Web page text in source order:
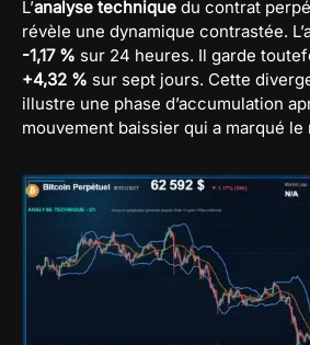
L’analyse technique du contrat
révèle une dynamique contrastée.
-1,17 % sur 24 heures. Il garde
+4,32 % sur sept jours. Cette
illustre une phase d’accumulation
mouvement baissier qui a marqué le